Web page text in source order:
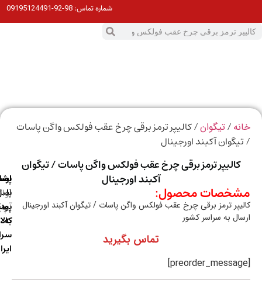
شماره تماس:98-92-09195124491
/تیگوان/ کالیپر ترمز برقی چرخ عقب فولکس واگن پاسات
آکبند اورجینال
کالیپر ترمز برقی چرخ عقب فولکس واگن پاسات / تیگوان
آکبند اورجینال
محصول:
ترمز برقی چرخ عقب فولکس واگن پاسات / تیگوان آکبند اورجینال
به سراسر کشور
تماس بگیرید
پست
سراسر
اصالت
بودن
پشتیبانی
(واتس
آپ)